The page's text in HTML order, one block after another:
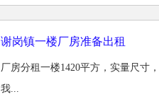
谢岗镇一楼厂房准备出租
厂房分租一楼1420平方，实量尺寸
我...